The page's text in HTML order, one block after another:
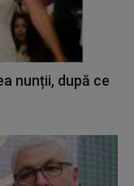
nunții, după ce